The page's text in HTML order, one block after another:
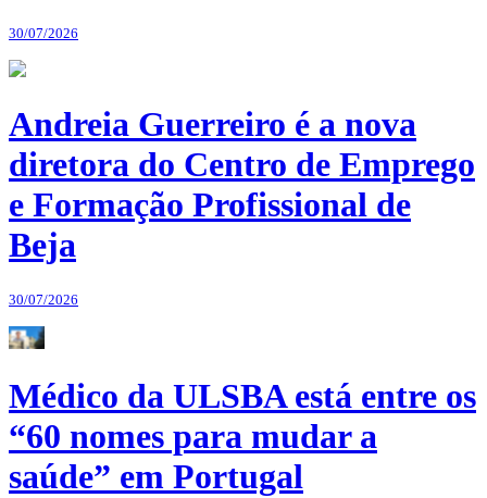
30/07/2026
Andreia Guerreiro é a nova
diretora do Centro de Emprego
e Formação Profissional de
Beja
30/07/2026
Médico da ULSBA está entre os
“60 nomes para mudar a
saúde” em Portugal